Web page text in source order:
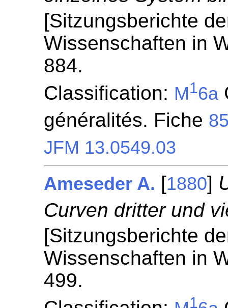
[Sitzungsberichte
Wissenschaften in
884.
Classification: M16a
généralités. Fiche
JFM 13.0549.03
Ameseder A. [1880]
Curven dritter und
[Sitzungsberichte
Wissenschaften in
499.
1